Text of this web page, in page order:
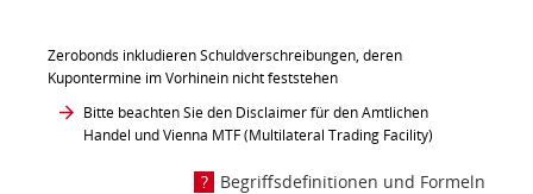
Zerobonds inkludieren Schuldverschreibungen, deren
Kupontermine im Vorhinein nicht feststehen
Bitte beachten Sie den Disclaimer für den Amtlichen
Handel und Vienna MTF (Multilateral Trading Facility)
Begriffsdefinitionen und Formeln